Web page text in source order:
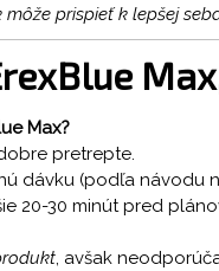
môže prispieť k lepšej
Max?
pretrepte.
dávku (podľa návodu
20-30 minút pred
, avšak